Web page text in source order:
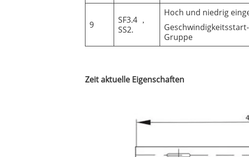
9
SF3.4 ，
SS2.
Hoch und niedrig
Gruppe
Zeit aktuelle Eigenschaften